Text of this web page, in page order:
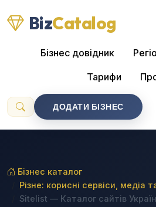
BizCatalog
Бізнес довідник
Тарифи
ДОДАТИ БІЗНЕС
Бізнес каталог
Різне: корисні сервіси, медіа
Sitelist — Каталог сайтів